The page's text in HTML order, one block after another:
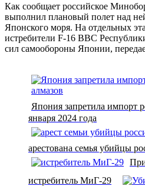
Как сообщает российское
выполнил плановый полет над
Японского моря. На отдельных
истребители F-16 ВВС
сил самообороны Японии,
Япония запретила импорт
января 2024 года
арестована семья убийцы
истребитель МиГ-29